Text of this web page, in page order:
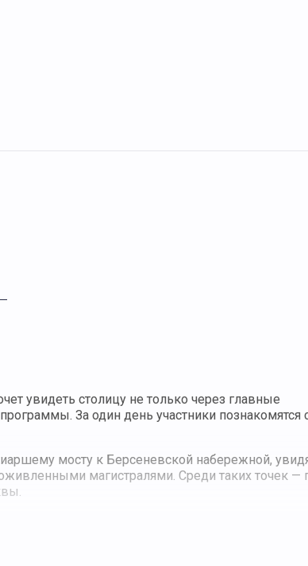
увидеть столицу не только через главные
За один день участники
мосту к Берсеневской набережной,
магистралями. Среди таких точек —
на Воробьевых горах с видами на